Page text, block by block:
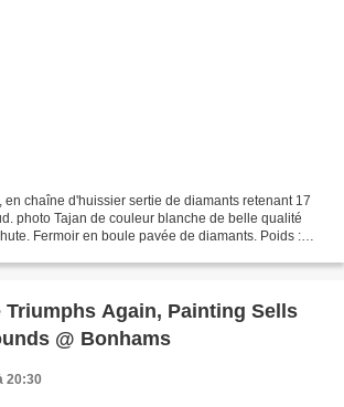
en chaîne d'huissier sertie de diamants retenant 17
photo Tajan de couleur blanche de belle qualité
Fermoir en boule pavée de diamants. Poids :
Triumphs Again, Painting Sells
@ Bonhams
20:30